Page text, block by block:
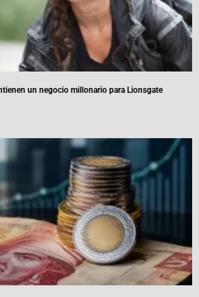
un negocio millonario para Lionsgate